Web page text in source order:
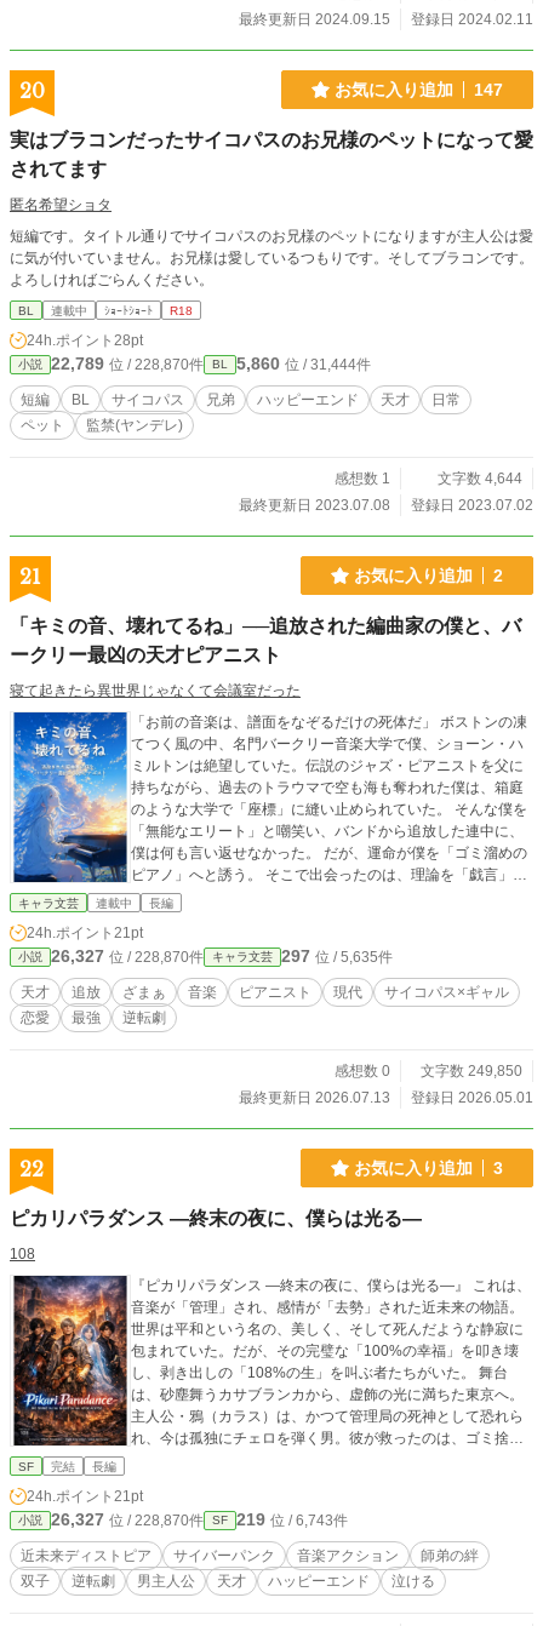
最終更新日 2024.09.15
登録日 2024.02.11
20 お気に入り追加 147
実はブラコンだったサイコパスのお兄様のペットになって愛
されてます
匿名希望ショタ
短編です。タイトル通りでサイコパスのお兄様のペットになりますが主人公は愛
に気が付いていません。お兄様は愛しているつもりです。そしてブラコンです。
よろしければごらんください。
BL 連載中 ｼｮｰﾄｼｮｰﾄ R18
24h.ポイント 28pt
小説 22,789 位 / 228,870件 BL 5,860 位 / 31,444件
短編 BL サイコパス 兄弟 ハッピーエンド 天才
日常
ペット
監禁(ヤンデレ)
感想数 1
文字数 4,644
最終更新日 2023.07.08
登録日 2023.07.02
21 お気に入り追加 2
「キミの音、壊れてるね」──追放された編曲家の僕と、バ
ークリー最凶の天才ピアニスト
寝て起きたら異世界じゃなくて会議室だった
「お前の音楽は、譜面をなぞるだけの死体だ」 ボストンの凍
てつく風の中、名門バークリー音楽大学で僕、ショーン・ハ
ミルトンは絶望していた。伝説のジャズ・ピアニストを父に
持ちながら、過去のトラウマで空も海も奪われた僕は、箱庭
のような大学で「座標」に縫い止められていた。 そんな僕を
「無能なエリート」と嘲笑い、バンドから追放した連中に、
僕は何も言い返せなかった。 だが、運命が僕を「ゴミ溜めの
ピアノ」へと誘う。 そこで出会ったのは、理論を「戯言」と
切り捨て、音を「美味しい味」で解釈する、バークリー最凶
蹂躙し、脳漿をかき混ぜるような野生の演奏。 論理と規律を
信奉する僕の知性が、彼女のカオスに食い荒らされていく。
「キミの音、壊れてるね。だから、キミが必要なんだよ」 二
人の「欠陥品」が重なった瞬間、凍てつくボストンの夜は、
世界を震撼させる熱狂の「ブルー・ノート」へと変貌する。
た時にはもう遅い。 僕たちはもう、五線譜という名の檻を抜
け出し、誰も到達できない音の極致へと駆け上がっている。
キャラ文芸 連載中 長編
24h.ポイント 21pt
小説 26,327 位 / 228,870件 キャラ文芸 297 位 / 5,635件
天才 追放 ざまぁ 音楽 ピアニスト 現代
サイコパス×ギャル
恋愛
最強 逆転劇
感想数 0
文字数 249,850
最終更新日 2026.07.13
登録日 2026.05.01
22 お気に入り追加 3
ピカリパラダンス ―終末の夜に、僕らは光る―
108
『ピカリパラダンス ―終末の夜に、僕らは光る―』 これは、
音楽が「管理」され、感情が「去勢」された近未来の物語。
世界は平和という名の、美しく、そして死んだような静寂に
包まれていた。だが、その完璧な「100%の幸福」を叩き壊
し、剥き出しの「108%の生」を叫ぶ者たちがいた。 舞台
は、砂塵舞うカサブランカから、虚飾の光に満ちた東京へ。
主人公・鴉（カラス）は、かつて管理局の死神として恐れら
れ、今は孤独にチェロを弾く男。彼が救ったのは、ゴミ捨て
めの唯一の武器となる。 そこに重なるのは、かつて鴉が救
い、今は「光の王」として君臨するピアニスト・カイ。そし
てカイの影として実験室に幽閉され、世界への呪いを旋律に
変える弟・アッシュ。 光と影、喜びと絶望、カサブランカと
東京。 八千キロの距離を隔てた彼らを繋ぐのは、実体を持た
SF 完結 長編
24h.ポイント 21pt
小説 26,327 位 / 228,870件 SF 219 位 / 6,743件
近未来ディストピア サイバーパンク 音楽アクション
師弟の絆
双子
逆転劇 男主人公 天才 ハッピーエンド 泣ける